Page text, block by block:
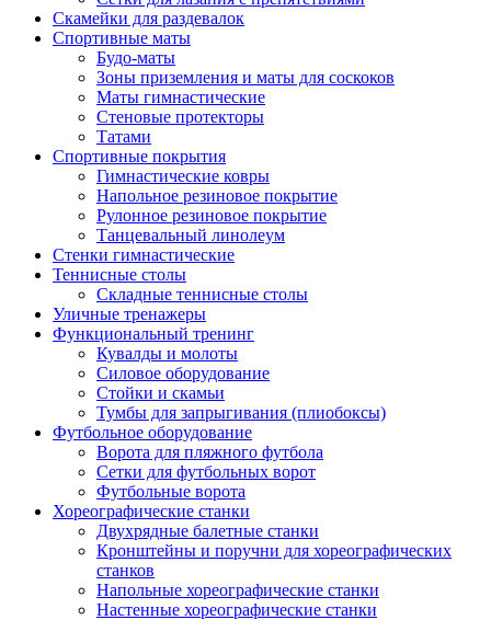
Скамейки для раздевалок
Спортивные маты
Будо-маты
Зоны приземления и маты для соскоков
Маты гимнастические
Стеновые протекторы
Татами
Спортивные покрытия
Гимнастические ковры
Напольное резиновое покрытие
Рулонное резиновое покрытие
Танцевальный линолеум
Стенки гимнастические
Теннисные столы
Складные теннисные столы
Уличные тренажеры
Функциональный тренинг
Кувалды и молоты
Силовое оборудование
Стойки и скамьи
Тумбы для запрыгивания (плиобоксы)
Футбольное оборудование
Ворота для пляжного футбола
Сетки для футбольных ворот
Футбольные ворота
Хореографические станки
Двухрядные балетные станки
Кронштейны и поручни для хореографических
станков
Напольные хореографические станки
Настенные хореографические станки